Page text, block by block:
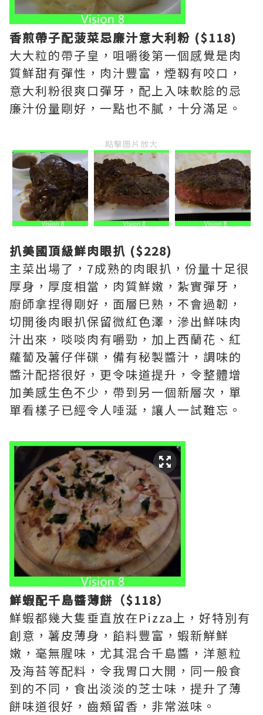
香煎帶子配菠菜忌廉汁意大利粉 ($118)
大大粒的帶子皇，咀嚼後第一個感覺是肉
質鮮甜有彈性，肉汁豐富，煙靱有咬口，
意大利粉很爽口彈牙，配上入味軟腍的忌
廉汁份量剛好，一點也不膩，十分滿足。
點擊圖片放大
扒美國頂級鮮肉眼扒 ($228)
主菜出場了，7成熟的肉眼扒，份量十足很
厚身，厚度相當，肉質鮮嫩，紮實彈牙，
廚師拿捏得剛好，面層巳熟，不會過韌，
切開後肉眼扒保留微紅色澤，滲出鮮味肉
汁出來，啖啖肉有嚼勁，加上西蘭花、紅
蘿蔔及薯仔伴碟，備有秘製醬汁，調味的
醬汁配搭很好，更令味道提升，令整體增
加美感生色不少，帶到另一個新層次，單
單看樣子已經令人唾涎，讓人一試難忘。
鮮蝦配千島醬薄餅（$118）
鮮蝦都幾大隻垂直放在Pizza上，好特別有
創意，薯皮薄身，餡料豐富，蝦新觧鮮
嫩，毫無腥味，尤其混合千島醬，洋蔥粒
及海苔等配料，令我胃口大開，同一般食
到的不同，食出淡淡的芝士味，提升了薄
餅味道很好，齒頰留香，非常滋味。